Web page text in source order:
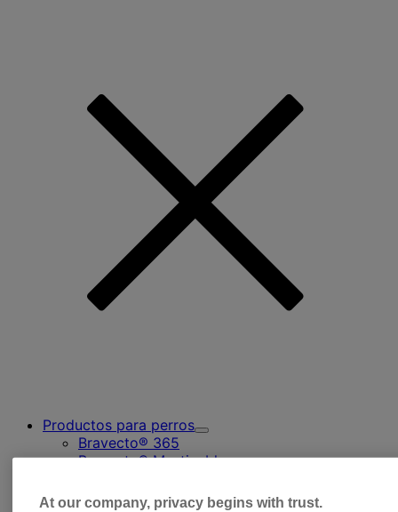
Productos para perros
Toggle
perros
Bravecto® 365
Bravecto® Masticable
At our company, privacy begins with trust.